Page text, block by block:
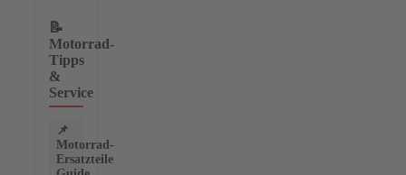
📝
Motorrad-
Tipps
&
Service
📌
Motorrad-
Ersatzteile